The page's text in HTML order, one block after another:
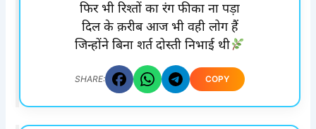
फिर भी रिश्तों का रंग फीका ना पड़ा
दिल के क़रीब आज भी वही लोग हैं
जिन्होंने बिना शर्त दोस्ती निभाई थी
SHARE: COPY